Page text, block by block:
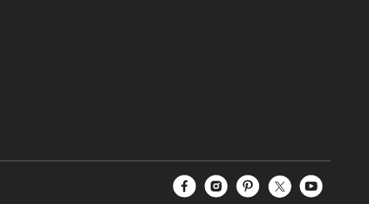
Volg ons
Jumbo Facebook
Jumbo Instagram
Jumbo Pinterest
Jumbo Twitter
Jumbo